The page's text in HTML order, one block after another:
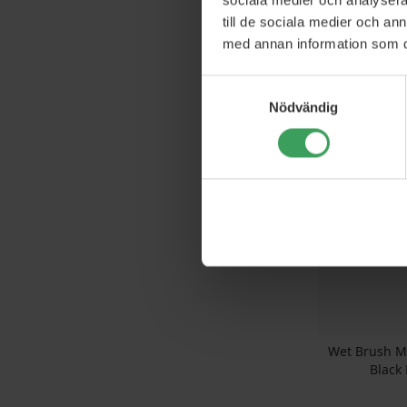
till de sociala medier och
med annan information som
Nödvändig
Mason
Wet Brush
Black